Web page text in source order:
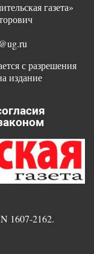
газета»
с разрешения
издание
1607-2162.